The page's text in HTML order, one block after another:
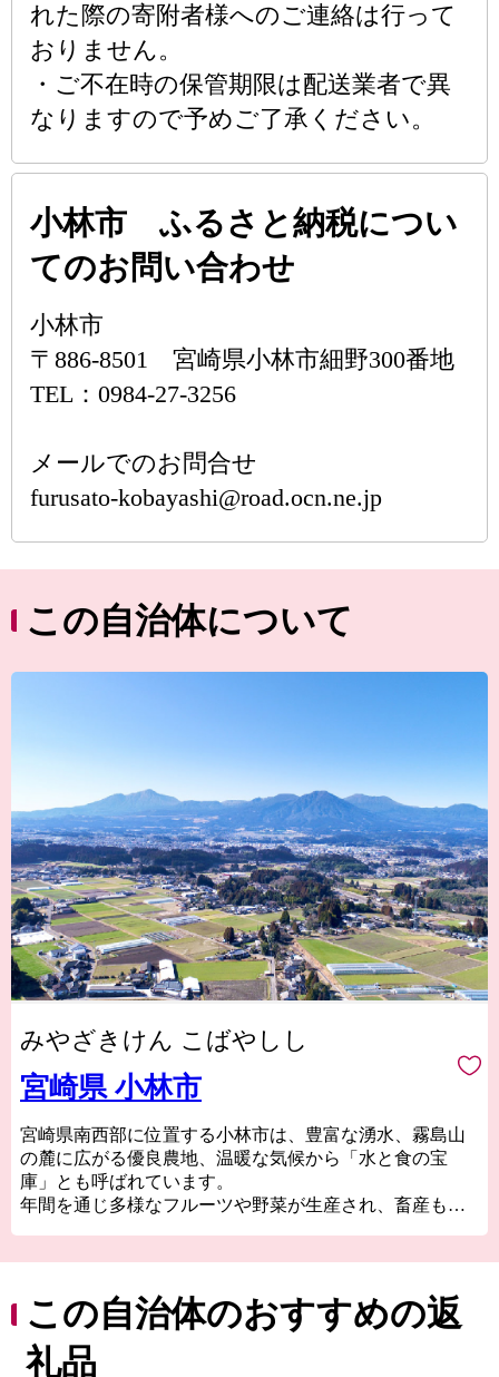
れた際の寄附者様へのご連絡は行って
おりません。
・ご不在時の保管期限は配送業者で異
なりますので予めご了承ください。
小林市 ふるさと納税につい
てのお問い合わせ
小林市
〒886-8501 宮崎県小林市細野300番地
TEL：0984-27-3256
メールでのお問合せ
furusato-kobayashi@road.ocn.ne.jp
この自治体について
みやざきけん こばやしし
宮崎県 小林市
宮崎県南西部に位置する小林市は、豊富な湧水、霧島山
の麓に広がる優良農地、温暖な気候から「水と食の宝
庫」とも呼ばれています。
年間を通じ多様なフルーツや野菜が生産され、畜産も盛
全国でも稀な「小林市水資源保全条例」や「小林市蛍保
護条例」などを制定し、貴重な財産である自然を守る取
り組みを進めています。
そんな自然と共存するまちから生まれる、美味しくて安
この自治体のおすすめの返
礼品